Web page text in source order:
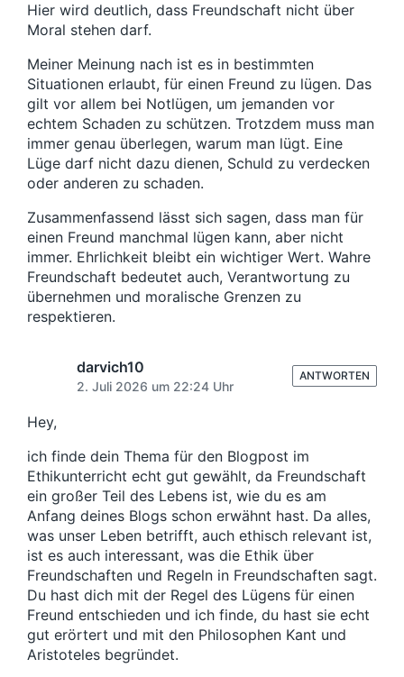
Hier wird deutlich, dass Freundschaft nicht über
Moral stehen darf.
Meiner Meinung nach ist es in bestimmten
Situationen erlaubt, für einen Freund zu lügen. Das
gilt vor allem bei Notlügen, um jemanden vor
echtem Schaden zu schützen. Trotzdem muss man
immer genau überlegen, warum man lügt. Eine
Lüge darf nicht dazu dienen, Schuld zu verdecken
oder anderen zu schaden.
Zusammenfassend lässt sich sagen, dass man für
einen Freund manchmal lügen kann, aber nicht
immer. Ehrlichkeit bleibt ein wichtiger Wert. Wahre
Freundschaft bedeutet auch, Verantwortung zu
übernehmen und moralische Grenzen zu
respektieren.
darvich10
2. Juli 2026 um 22:24 Uhr
Hey,
ich finde dein Thema für den Blogpost im
Ethikunterricht echt gut gewählt, da Freundschaft
ein großer Teil des Lebens ist, wie du es am
Anfang deines Blogs schon erwähnt hast. Da alles,
was unser Leben betrifft, auch ethisch relevant ist,
ist es auch interessant, was die Ethik über
Freundschaften und Regeln in Freundschaften sagt.
Du hast dich mit der Regel des Lügens für einen
Freund entschieden und ich finde, du hast sie echt
gut erörtert und mit den Philosophen Kant und
Aristoteles begründet.
ANTWORTEN